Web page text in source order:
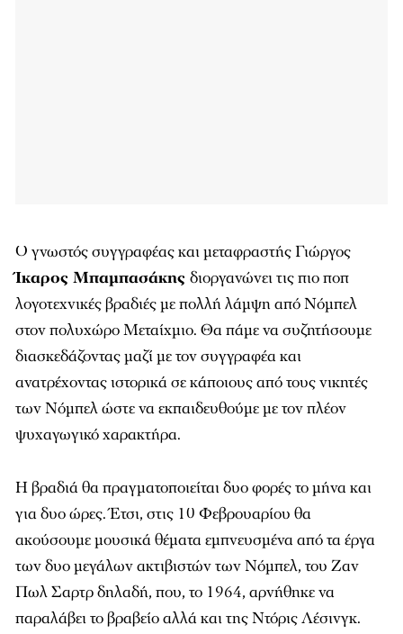
Ο γνωστός συγγραφέας και μεταφραστής Γιώργος
Ίκαρος Μπαμπασάκης διοργανώνει τις πιο ποπ
λογοτεχνικές βραδιές με πολλή λάμψη από Νόμπελ
στον πολυχώρο Μεταίχμιο. Θα πάμε να συζητήσουμε
διασκεδάζοντας μαζί με τον συγγραφέα και
ανατρέχοντας ιστορικά σε κάποιους από τους νικητές
των Νόμπελ ώστε να εκπαιδευθούμε με τον πλέον
ψυχαγωγικό χαρακτήρα.
Η βραδιά θα πραγματοποιείται δυο φορές το μήνα και
για δυο ώρες. Έτσι, στις 10 Φεβρουαρίου θα
ακούσουμε μουσικά θέματα εμπνευσμένα από τα έργα
των δυο μεγάλων ακτιβιστών των Νόμπελ, του Ζαν
Πωλ Σαρτρ δηλαδή, που, το 1964, αρνήθηκε να
παραλάβει το βραβείο αλλά και της Ντόρις Λέσινγκ.